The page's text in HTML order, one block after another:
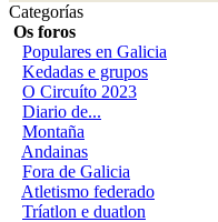
Categorías
Os foros
Populares en Galicia
Kedadas e grupos
O Circuíto 2023
Diario de...
Montaña
Andainas
Fora de Galicia
Atletismo federado
Tríatlon e duatlon